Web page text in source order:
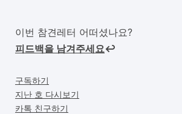
이번 참견레터 어떠셨나요?
피드백을 남겨주세요↩︎
구독하기
지난 호 다시보기
카톡 친구하기